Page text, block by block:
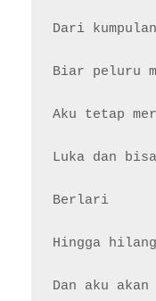
Dari
Biar peluru
Aku tetap
Luka dan
Berlari
Hingga
Dan aku